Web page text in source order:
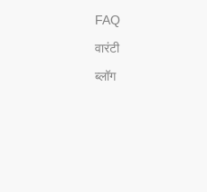
FAQ
वारंटी
ब्लॉग